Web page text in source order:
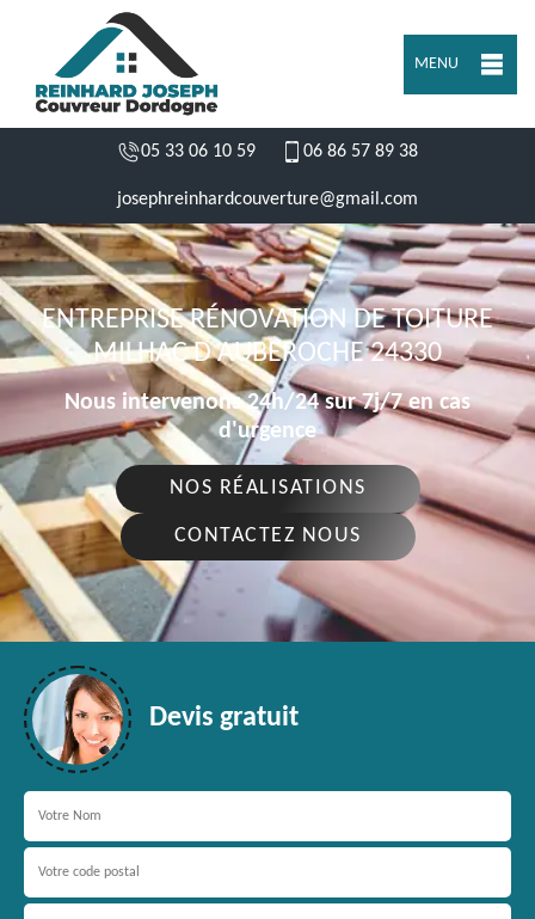
MENU
05 33 06 10 59 06 86 57 89 38
josephreinhardcouverture@gmail.com
ENTREPRISE RÉNOVATION DE TOITURE
MILHAC D AUBEROCHE 24330
Nous intervenons 24h/24 sur 7j/7 en cas
d'urgence
NOS RÉALISATIONS
CONTACTEZ NOUS
Devis gratuit